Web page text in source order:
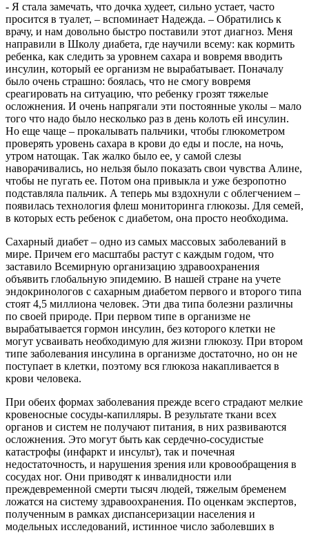
- Я стала замечать, что дочка худеет, сильно устает, часто
просится в туалет, – вспоминает Надежда. – Обратились к
врачу, и нам довольно быстро поставили этот диагноз. Меня
направили в Школу диабета, где научили всему: как кормить
ребенка, как следить за уровнем сахара и вовремя вводить
инсулин, который ее организм не вырабатывает. Поначалу
было очень страшно: боялась, что не смогу вовремя
среагировать на ситуацию, что ребенку грозят тяжелые
осложнения. И очень напрягали эти постоянные уколы – мало
того что надо было несколько раз в день колоть ей инсулин.
Но еще чаще – прокалывать пальчики, чтобы глюкометром
проверять уровень сахара в крови до еды и после, на ночь,
утром натощак. Так жалко было ее, у самой слезы
наворачивались, но нельзя было показать свои чувства Алине,
чтобы не пугать ее. Потом она привыкла и уже безропотно
подставляла пальчик. А теперь мы вздохнули с облегчением –
появилась технология флеш мониторинга глюкозы. Для семей,
в которых есть ребенок с диабетом, она просто необходима.
Сахарный диабет – одно из самых массовых заболеваний в
мире. Причем его масштабы растут с каждым годом, что
заставило Всемирную организацию здравоохранения
объявить глобальную эпидемию. В нашей стране на учете
эндокринологов с сахарным диабетом первого и второго типа
стоят 4,5 миллиона человек. Эти два типа болезни различны
по своей природе. При первом типе в организме не
вырабатывается гормон инсулин, без которого клетки не
могут усваивать необходимую для жизни глюкозу. При втором
типе заболевания инсулина в организме достаточно, но он не
поступает в клетки, поэтому вся глюкоза накапливается в
крови человека.
При обеих формах заболевания прежде всего страдают мелкие
кровеносные сосуды-капилляры. В результате ткани всех
органов и систем не получают питания, в них развиваются
осложнения. Это могут быть как сердечно-сосудистые
катастрофы (инфаркт и инсульт), так и почечная
недостаточность, и нарушения зрения или кровообращения в
сосудах ног. Они приводят к инвалидности или
преждевременной смерти тысяч людей, тяжелым бременем
ложатся на систему здравоохранения. По оценкам экспертов,
полученным в рамках диспансеризации населения и
модельных исследований, истинное число заболевших в